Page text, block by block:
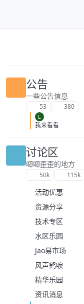
公告
一些公告信息
53 380
L
我来看看
讨论区
唧唧歪歪的地方
50k 115k
活动优惠
资源分享
技术专区
水区乐园
Jao易市场
风声鹤唳
精华乐园
资讯消息